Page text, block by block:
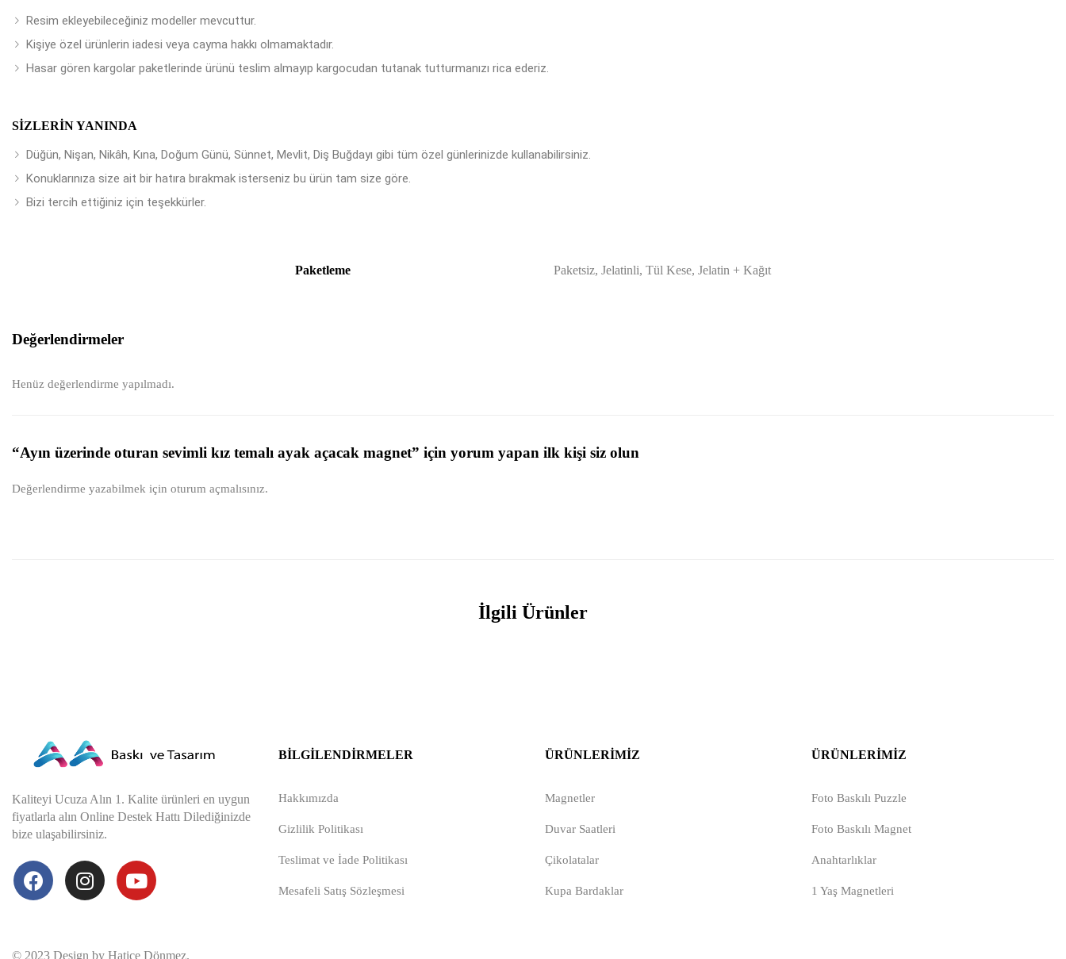
Resim ekleyebileceğiniz modeller mevcuttur.
Kişiye özel ürünlerin iadesi veya cayma hakkı olmamaktadır.
Hasar gören kargolar paketlerinde ürünü teslim almayıp kargocudan tutanak tutturmanızı rica ederiz.
SIZLERIN YANINDA
Düğün, Nişan, Nikâh, Kına, Doğum Günü, Sünnet, Mevlit, Diş Buğdayı gibi tüm özel günlerinizde kullanabilirsiniz.
Konuklarınıza size ait bir hatıra bırakmak isterseniz bu ürün tam size göre.
Bizi tercih ettiğiniz için teşekkürler.
Paketleme Paketsiz, Jelatinli, Tül Kese, Jelatin + Kağıt
Değerlendirmeler
Henüz değerlendirme yapılmadı.
“Ayın üzerinde oturan sevimli kız temalı ayak açacak magnet” için yorum yapan ilk kişi siz olun
Değerlendirme yazabilmek için oturum açmalısınız.
İlgili Ürünler
Kaliteyi Ucuza Alın 1. Kalite ürünleri en uygun
fiyatlarla alın Online Destek Hattı Dilediğinizde
bize ulaşabilirsiniz.
BILGILENDIRMELER
Hakkımızda
Gizlilik Politikası
Teslimat ve İade Politikası
Mesafeli Satış Sözleşmesi
ÜRÜNLERIMIZ
Magnetler
Duvar Saatleri
Çikolatalar
Kupa Bardaklar
ÜRÜNLERIMIZ
Foto Baskılı Puzzle
Foto Baskılı Magnet
Anahtarlıklar
1 Yaş Magnetleri
© 2023 Design by Hatice Dönmez.